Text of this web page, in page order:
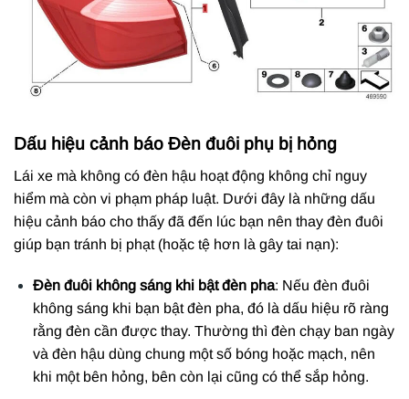
Dấu hiệu cảnh báo Đèn đuôi phụ bị hỏng
Lái xe mà không có đèn hậu hoạt động không chỉ nguy
hiểm mà còn vi phạm pháp luật. Dưới đây là những dấu
hiệu cảnh báo cho thấy đã đến lúc bạn nên thay đèn đuôi
giúp bạn tránh bị phạt (hoặc tệ hơn là gây tai nạn):
Đèn đuôi không sáng khi bật đèn pha: Nếu đèn đuôi
không sáng khi bạn bật đèn pha, đó là dấu hiệu rõ ràng
rằng đèn cần được thay. Thường thì đèn chạy ban ngày
và đèn hậu dùng chung một số bóng hoặc mạch, nên
khi một bên hỏng, bên còn lại cũng có thể sắp hỏng.